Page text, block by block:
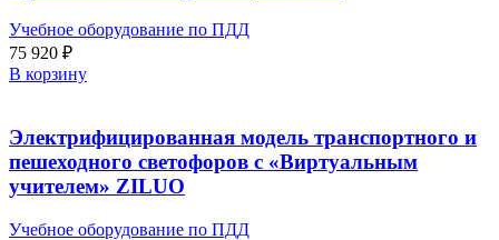
Учебное оборудование по ПДД
75 920 ₽
В корзину
Электрифицированная модель транспортного и
пешеходного светофоров с «Виртуальным
учителем» ZILUO
Учебное оборудование по ПДД